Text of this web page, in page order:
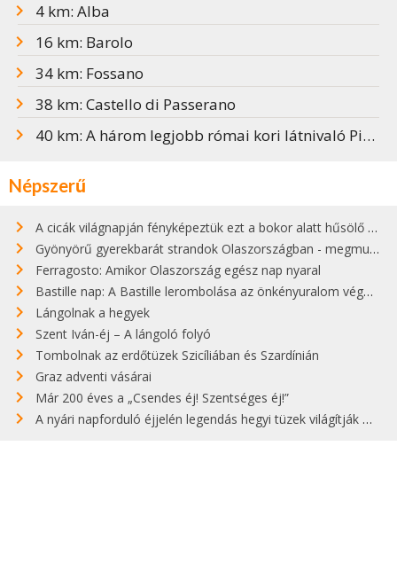
4 km: Alba
16 km: Barolo
34 km: Fossano
38 km: Castello di Passerano
40 km: A három legjobb római kori látnivaló Piemontban
Népszerű
A cicák világnapján fényképeztük ezt a bokor alatt hűsölő cicát Kisorosziban
Gyönyörű gyerekbarát strandok Olaszországban - megmutatjuk a 15 legjobbat
Ferragosto: Amikor Olaszország egész nap nyaral
Bastille nap: A Bastille lerombolása az önkényuralom végét jelentette
Lángolnak a hegyek
Szent Iván-éj – A lángoló folyó
Tombolnak az erdőtüzek Szicíliában és Szardínián
Graz adventi vásárai
Már 200 éves a „Csendes éj! Szentséges éj!”
A nyári napforduló éjjelén legendás hegyi tüzek világítják meg Zugspitzét